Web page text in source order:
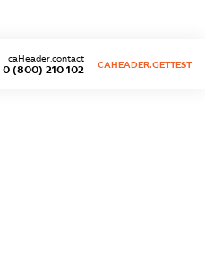
0 (800) 210 102
caHeader.contact
CAHEADER.GETTEST